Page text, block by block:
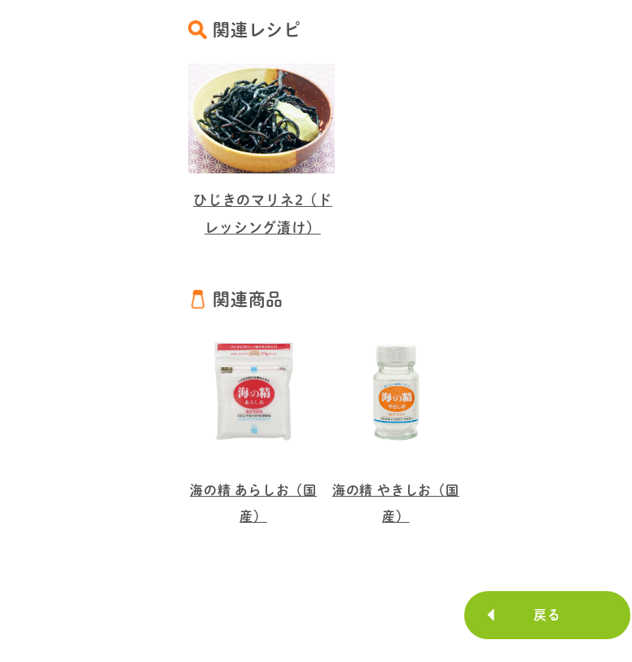
関連レシピ
ひじきのマリネ2（ド
レッシング漬け）
関連商品
海の精 あらしお（国
産）
海の精 やきしお（国
産）
戻る